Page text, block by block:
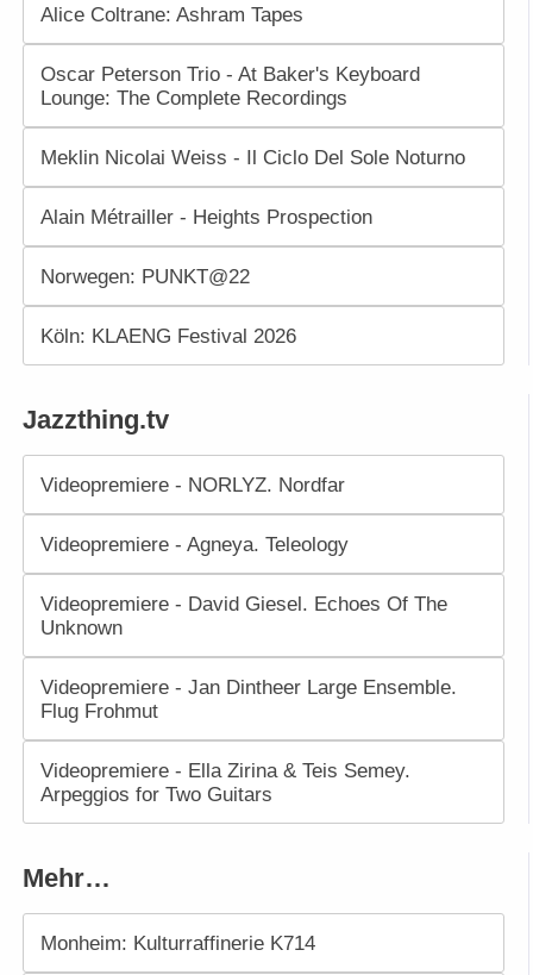
Alice Coltrane: Ashram Tapes
Oscar Peterson Trio - At Baker's Keyboard
Lounge: The Complete Recordings
Meklin Nicolai Weiss - Il Ciclo Del Sole Noturno
Alain Métrailler - Heights Prospection
Norwegen: PUNKT@22
Köln: KLAENG Festival 2026
Jazzthing.tv
Videopremiere - NORLYZ. Nordfar
Videopremiere - Agneya. Teleology
Videopremiere - David Giesel. Echoes Of The
Unknown
Videopremiere - Jan Dintheer Large Ensemble.
Flug Frohmut
Videopremiere - Ella Zirina & Teis Semey.
Arpeggios for Two Guitars
Mehr…
Monheim: Kulturraffinerie K714